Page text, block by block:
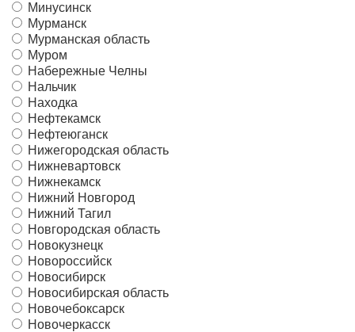
Минусинск
Мурманск
Мурманская область
Муром
Набережные Челны
Нальчик
Находка
Нефтекамск
Нефтеюганск
Нижегородская область
Нижневартовск
Нижнекамск
Нижний Новгород
Нижний Тагил
Новгородская область
Новокузнецк
Новороссийск
Новосибирск
Новосибирская область
Новочебоксарск
Новочеркасск